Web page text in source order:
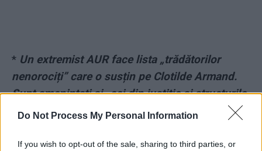
Do Not Process My Personal Information
If you wish to opt-out of the sale, sharing to third parties, or
* Un extremist AUR face lista „trădătorilor
nenorociți” care o susțin pe Clotilde Armand.
Sunt amenințați și „cei din justiție și structurile
de stat”
*Demența unui colonel de poliție, consilier